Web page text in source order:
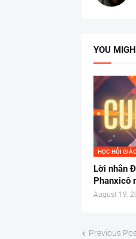
YOU
HỌC HỎI
Lời nhắn
Phanxicô
August 19,
Previous